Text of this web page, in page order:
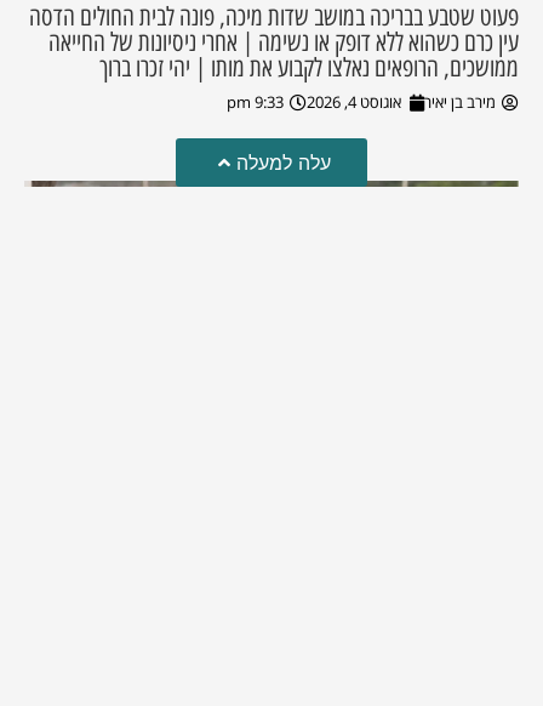
פעוט שטבע בבריכה במושב שדות מיכה, פונה לבית החולים הדסה
עין כרם כשהוא ללא דופק או נשימה | אחרי ניסיונות של החייאה
ממושכים, הרופאים נאלצו לקבוע את מותו | יהי זכרו ברוך
מירב בן יאיר אוגוסט 4, 2026 9:33 pm
עלה למעלה